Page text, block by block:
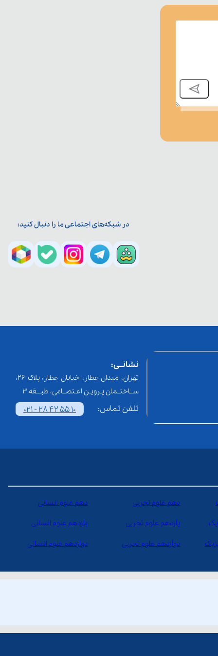
در شبکه‌های اجتماعی ما را دنبال کنید:
نشانــی:
تهران، میدان عطار، خیابان عطار، پلاک 26،
ســاختــمان پـرویـن اعـتصــامی، طبـــقه 3
تلفن تماس: 021 - 28 42 55 10
دهم علوم تجربی دهم علوم انسانی
یازدهم علوم تجربی یازدهم علوم انسانی
دوازدهم علوم تجربی دوازدهم علوم انسانی